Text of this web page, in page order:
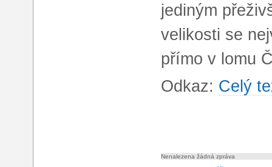
jediným
velikosti se
přímo v lomu
Odkaz: Celý
Nenalezena žádná zpráva